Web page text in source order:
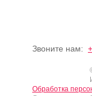
Звоните нам:
Обработка